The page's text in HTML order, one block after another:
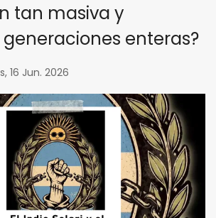
tan masiva y
enteras?
16 Jun. 2026